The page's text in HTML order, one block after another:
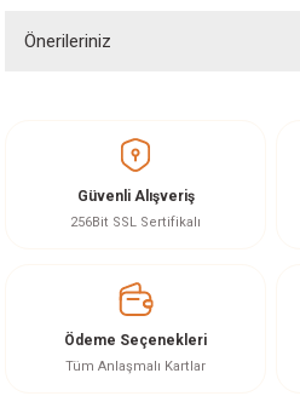
Önerileriniz
Görüş ve önerileriniz için teşekkür ederiz.
Ürün resmi kalitesiz, bozuk veya
Ürün bilgilerinde hatalar bulunuyor.
Bu ürüne benzer farklı alternatifler olmalı.
Güvenli Alışveriş
256Bit SSL Sertifikalı
Ödeme Seçenekleri
Tüm Anlaşmalı Kartlar